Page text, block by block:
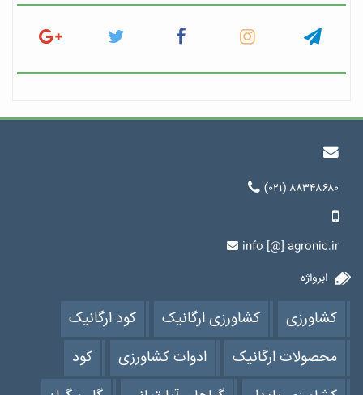
(۰۲۱) ۸۸۳۴۸۶۸۰
info [@] agronic.ir
ابرواژه
کشاورزی کشاورزی ارگانیک
کود ارگانیک
محصولات ارگانیک
ادوات کشاورزی
کود